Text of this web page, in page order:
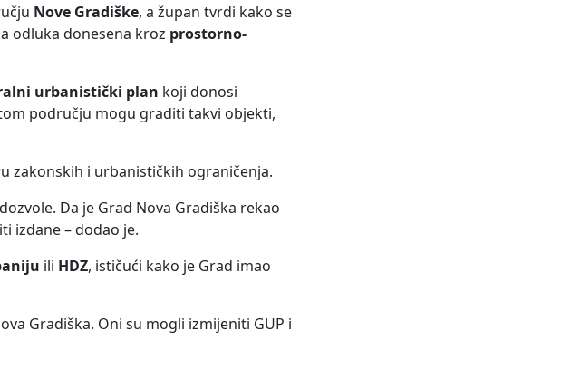
Nove Gradiške, a župan tvrdi kako se
odluka donesena kroz prostorno-
urbanistički plan koji donosi
području mogu graditi takvi objekti,
zakonskih i urbanističkih ograničenja.
Da je Grad Nova Gradiška rekao
izdane – dodao je.
ili HDZ, ističući kako je Grad imao
Gradiška. Oni su mogli izmijeniti GUP i